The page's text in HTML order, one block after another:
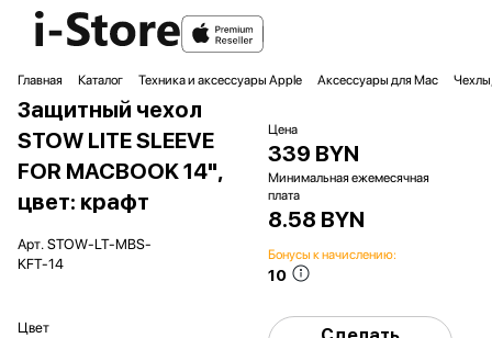
Главная Каталог Техника и аксессуары Apple Аксессуары для Mac
Защитный чехол
STOW LITE SLEEVE
FOR MACBOOK 14",
цвет: крафт
Арт. STOW-LT-MBS-
KFT-14
Цвет
Цена
339 BYN
Минимальная ежемесячная
плата
8.58 BYN
Бонусы к начислению:
10